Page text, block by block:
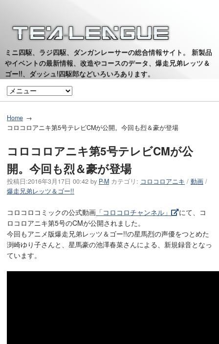
ミニ四駆、ラジ四駆、ダンガンレーサーの総合情報サイト。 新製品
やイベントの最新情報、改造やコースのデータ、爆走兄弟レッツ＆
ゴー!!、ダッシュ!四駆郎などいろいろあります。
Home
コロコロアニキ第5号テレビCMが公開。今回も烈＆豪が登場
コロコロアニキ第5号テレビCMが公
開。今回も烈＆豪が登場
投稿日:2016年3月17日 00:42 by P-M カテゴリ: コロコロアニキ / 動画 /
爆走兄弟レッツ＆ゴー!!
コロコロコミックの公式動画 「コロコロチャンネル」
にて、コ
ロコロアニキ第5号のCMが公開されました。
今回もアニメ版爆走兄弟レッツ＆ゴー!!の星馬烈の声優をつとめた
渕崎ゆり子さんと、星馬豪の池澤春菜さんによる、新規録音となっ
ています。